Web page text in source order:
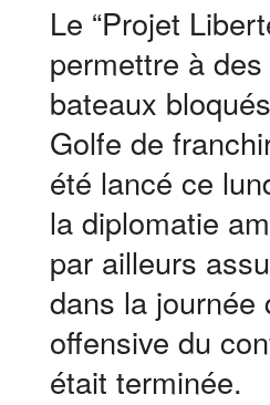
Le “Projet
permettre à
bateaux
Golfe de
été lancé ce
la diplomatie
par ailleurs
dans la journée
offensive du
était terminée.